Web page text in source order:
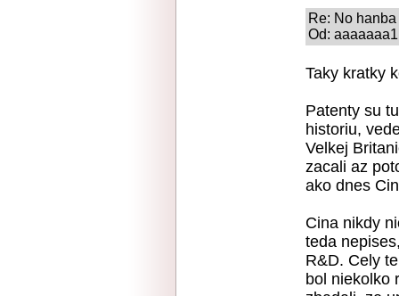
Re: No
Od:
Taky kratky
Patenty su
historiu,
Velkej
zacali az
ako dnes
Cina nikdy
teda
R&D. Cely
bol niekolko